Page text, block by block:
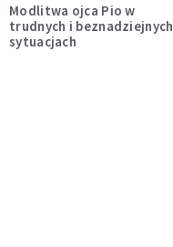
Modlitwa ojca Pio w
trudnych i beznadziejnych
sytuacjach